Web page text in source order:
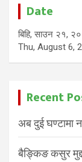
Date
बिहि, साउन २१,
Thu, August 6,
Recent
अब दुई घण्टामा
बैङ्किङ कसुर